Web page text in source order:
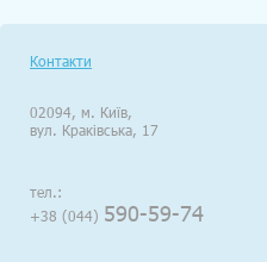
Контакти
02094, м. Київ,
вул. Краківська, 17
тел.:
+38 (044) 590-59-74